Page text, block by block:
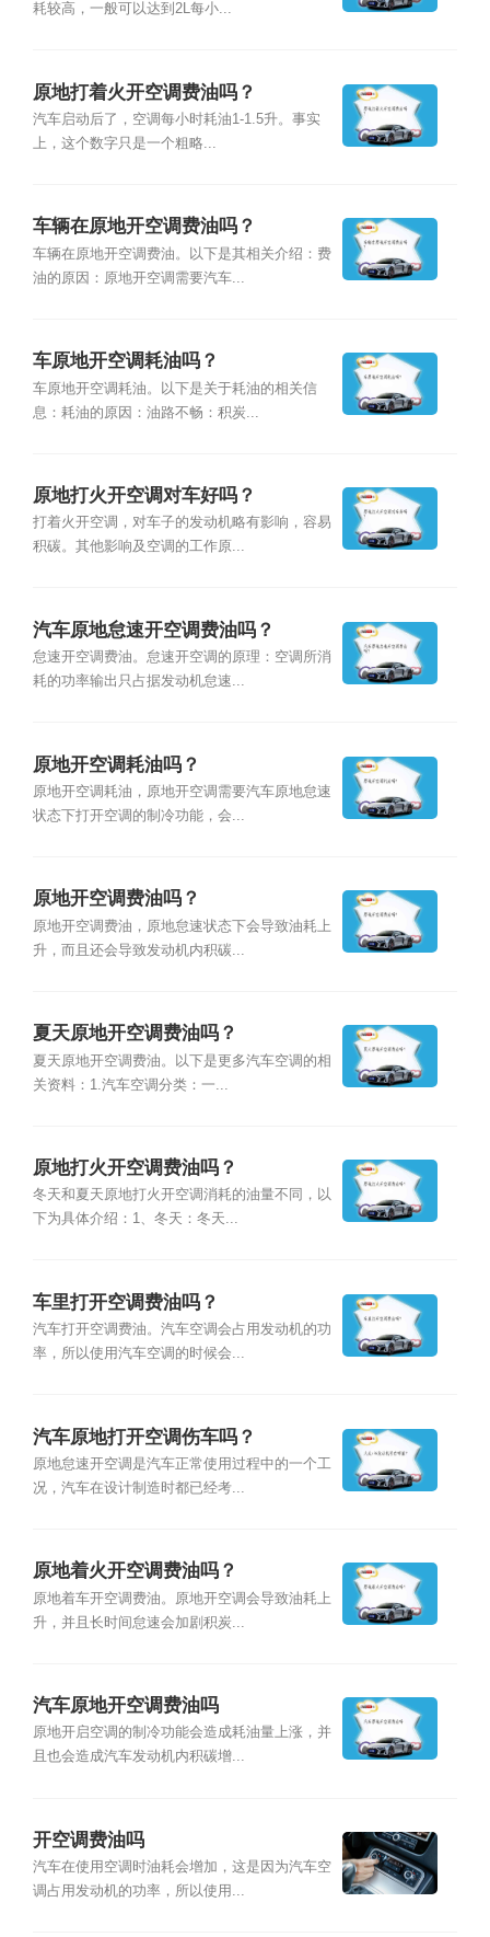
耗较高，一般可以达到2L每小...
原地打着火开空调费油吗？
汽车启动后了，空调每小时耗油1-1.5升。事实
上，这个数字只是一个粗略...
车辆在原地开空调费油吗？
车辆在原地开空调费油。以下是其相关介绍：费
油的原因：原地开空调需要汽车...
车原地开空调耗油吗？
车原地开空调耗油。以下是关于耗油的相关信
息：耗油的原因：油路不畅：积炭...
原地打火开空调对车好吗？
打着火开空调，对车子的发动机略有影响，容易
积碳。其他影响及空调的工作原...
汽车原地怠速开空调费油吗？
怠速开空调费油。怠速开空调的原理：空调所消
耗的功率输出只占据发动机怠速...
原地开空调耗油吗？
原地开空调耗油，原地开空调需要汽车原地怠速
状态下打开空调的制冷功能，会...
原地开空调费油吗？
原地开空调费油，原地怠速状态下会导致油耗上
升，而且还会导致发动机内积碳...
夏天原地开空调费油吗？
夏天原地开空调费油。以下是更多汽车空调的相
关资料：1.汽车空调分类：一...
原地打火开空调费油吗？
冬天和夏天原地打火开空调消耗的油量不同，以
下为具体介绍：1、冬天：冬天...
车里打开空调费油吗？
汽车打开空调费油。汽车空调会占用发动机的功
率，所以使用汽车空调的时候会...
汽车原地打开空调伤车吗？
原地怠速开空调是汽车正常使用过程中的一个工
况，汽车在设计制造时都已经考...
原地着火开空调费油吗？
原地着车开空调费油。原地开空调会导致油耗上
升，并且长时间怠速会加剧积炭...
汽车原地开空调费油吗
原地开启空调的制冷功能会造成耗油量上涨，并
且也会造成汽车发动机内积碳增...
开空调费油吗
汽车在使用空调时油耗会增加，这是因为汽车空
调占用发动机的功率，所以使用...